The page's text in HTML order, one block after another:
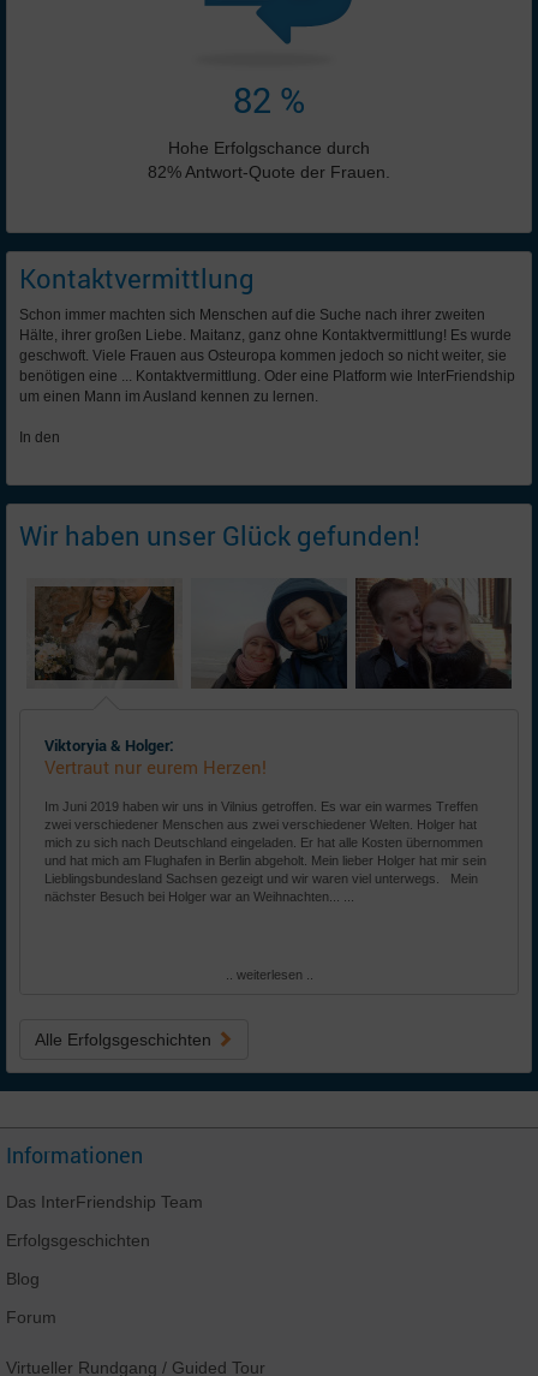
82 %
Hohe Erfolgschance durch
82% Antwort-Quote der Frauen.
Kontaktvermittlung
Schon immer machten sich Menschen auf die Suche nach ihrer zweiten
Hälte, ihrer großen Liebe. Maitanz, ganz ohne Kontaktvermittlung! Es wurde
geschwoft. Viele Frauen aus Osteuropa kommen jedoch so nicht weiter, sie
benötigen eine ... Kontaktvermittlung. Oder eine Platform wie InterFriendship
um einen Mann im Ausland kennen zu lernen.
In den
Wir haben unser Glück gefunden!
Viktoryia & Holger:
Vertraut nur eurem Herzen!
Im Juni 2019 haben wir uns in Vilnius getroffen. Es war ein warmes Treffen
zwei verschiedener Menschen aus zwei verschiedener Welten. Holger hat
mich zu sich nach Deutschland eingeladen. Er hat alle Kosten übernommen
und hat mich am Flughafen in Berlin abgeholt. Mein lieber Holger hat mir sein
Lieblingsbundesland Sachsen gezeigt und wir waren viel unterwegs. Mein
nächster Besuch bei Holger war an Weihnachten... ...
.. weiterlesen ..
Alle Erfolgsgeschichten
Informationen
Das InterFriendship Team
Erfolgsgeschichten
Blog
Forum
Virtueller Rundgang / Guided Tour